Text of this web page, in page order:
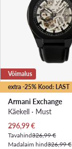
extra -25% Kood: LAST
Võimalus
Armani Exchange
Käekell · Must
Praegune hind
296,99€
Tavahind326,99 €
Madalaim hind326,99 €